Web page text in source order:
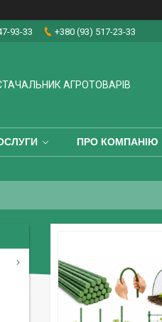
93-33 +380 (93) 517-23-33
АГРОТОВАРІВ
ПРО КОМПАНІЮ